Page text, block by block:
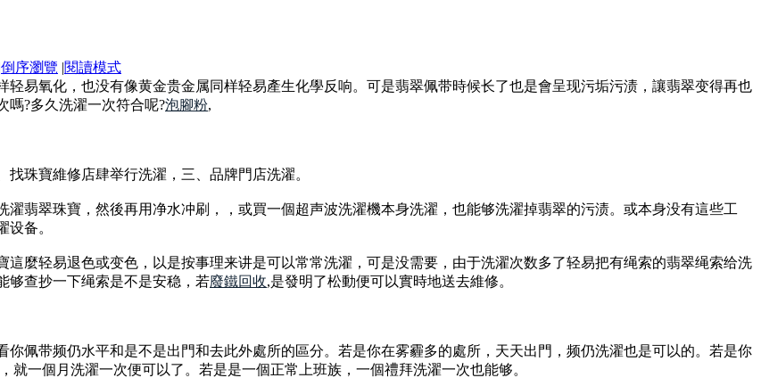
倒序瀏覽 |閱讀模式
易氧化，也没有像黄金贵金属同样轻易產生化學反响。可是翡翠佩带時候长了也是會呈现污垢污渍，讓翡翠变得再也
嗎?多久洗濯一次符合呢?泡腳粉,
珠寶維修店肆举行洗濯，三、品牌門店洗濯。
翡翠珠寶，然後再用净水冲刷，，或買一個超声波洗濯機本身洗濯，也能够洗濯掉翡翠的污渍。或本身没有這些工
备。
麼轻易退色或变色，以是按事理来讲是可以常常洗濯，可是没需要，由于洗濯次数多了轻易把有绳索的翡翠绳索给洗
够查抄一下绳索是不是安稳，若廢鐵回收,是發明了松動便可以實時地送去維修。
佩带频仍水平和是不是出門和去此外處所的區分。若是你在雾霾多的處所，天天出門，频仍洗濯也是可以的。若是你
就一個月洗濯一次便可以了。若是是一個正常上班族，一個禮拜洗濯一次也能够。